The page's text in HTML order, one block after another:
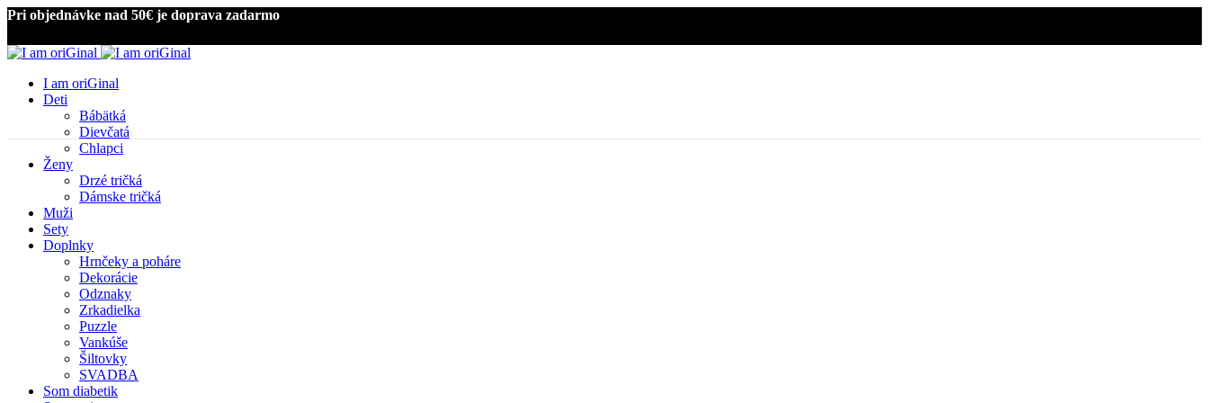
Pri objednávke nad 50€ je doprava zadarmo
I am oriGinal
Deti
Bábätká
Dievčatá
Chlapci
Ženy
Drzé tričká
Dámske tričká
Muži
Sety
Doplnky
Hrnčeky a poháre
Dekorácie
Odznaky
Zrkadielka
Puzzle
Vankúše
Šiltovky
SVADBA
Som diabetik
Kliknite pre zväčšenie